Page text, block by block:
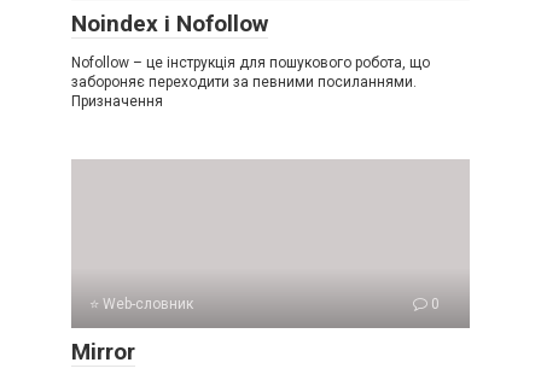
Noindex і Nofollow
Nofollow – це інструкція для пошукового робота, що
забороняє переходити за певними посиланнями.
Призначення
⭐ Web-словник 0
Mirror